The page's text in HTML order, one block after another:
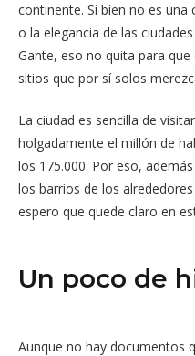
continente. Si bien no es una
o la elegancia de las
Gante, eso no quita para
sitios que por sí solos
La ciudad es sencilla de
holgadamente el millón de
los 175.000. Por eso,
los barrios de los
espero que quede claro en
Un poco de
Aunque no hay documentos